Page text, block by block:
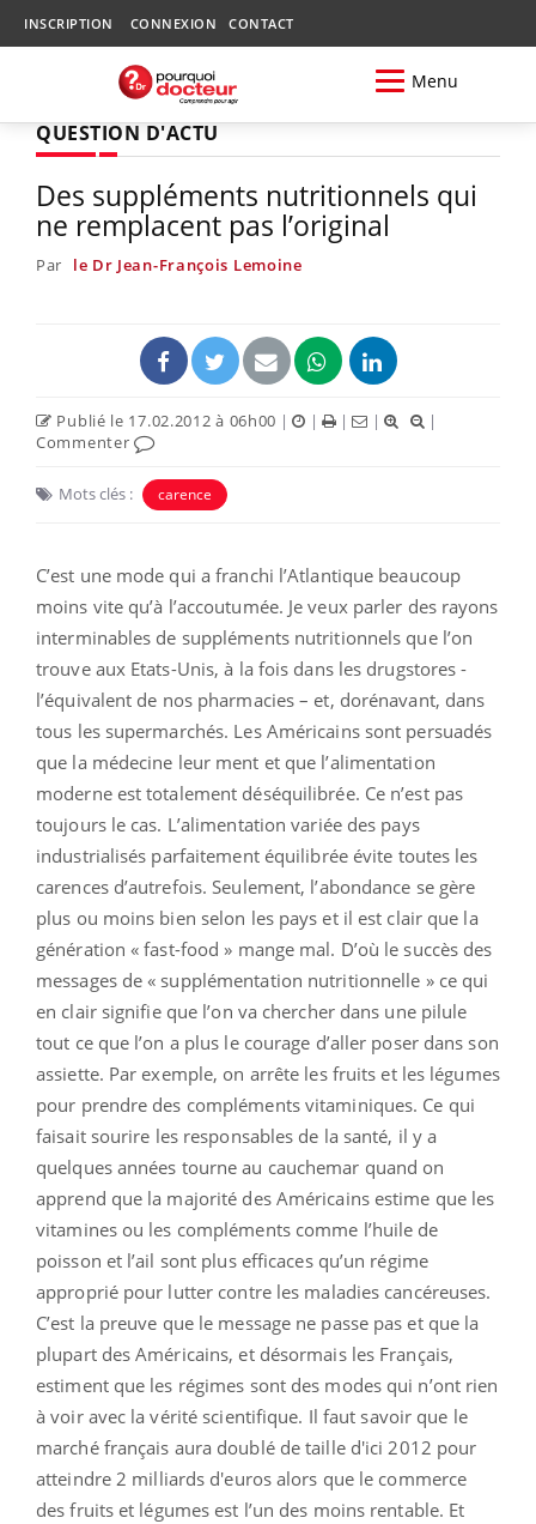
INSCRIPTION CONNEXION CONTACT
Menu
QUESTION D'ACTU
Des suppléments nutritionnels qui
ne remplacent pas l’original
Par le Dr Jean-François Lemoine
Publié le 17.02.2012 à 06h00 | | | |
|
Commenter
Mots clés : carence
C’est une mode qui a franchi l’Atlantique beaucoup
moins vite qu’à l’accoutumée. Je veux parler des rayons
interminables de suppléments nutritionnels que l’on
trouve aux Etats-Unis, à la fois dans les drugstores -
l’équivalent de nos pharmacies – et, dorénavant, dans
tous les supermarchés. Les Américains sont persuadés
que la médecine leur ment et que l’alimentation
moderne est totalement déséquilibrée. Ce n’est pas
toujours le cas. L’alimentation variée des pays
industrialisés parfaitement équilibrée évite toutes les
carences d’autrefois. Seulement, l’abondance se gère
plus ou moins bien selon les pays et il est clair que la
génération « fast-food » mange mal. D’où le succès des
messages de « supplémentation nutritionnelle » ce qui
en clair signifie que l’on va chercher dans une pilule
tout ce que l’on a plus le courage d’aller poser dans son
assiette. Par exemple, on arrête les fruits et les légumes
pour prendre des compléments vitaminiques. Ce qui
faisait sourire les responsables de la santé, il y a
quelques années tourne au cauchemar quand on
apprend que la majorité des Américains estime que les
vitamines ou les compléments comme l’huile de
poisson et l’ail sont plus efficaces qu’un régime
approprié pour lutter contre les maladies cancéreuses.
C’est la preuve que le message ne passe pas et que la
plupart des Américains, et désormais les Français,
estiment que les régimes sont des modes qui n’ont rien
à voir avec la vérité scientifique. Il faut savoir que le
marché français aura doublé de taille d'ici 2012 pour
atteindre 2 milliards d'euros alors que le commerce
des fruits et légumes est l’un des moins rentable. Et